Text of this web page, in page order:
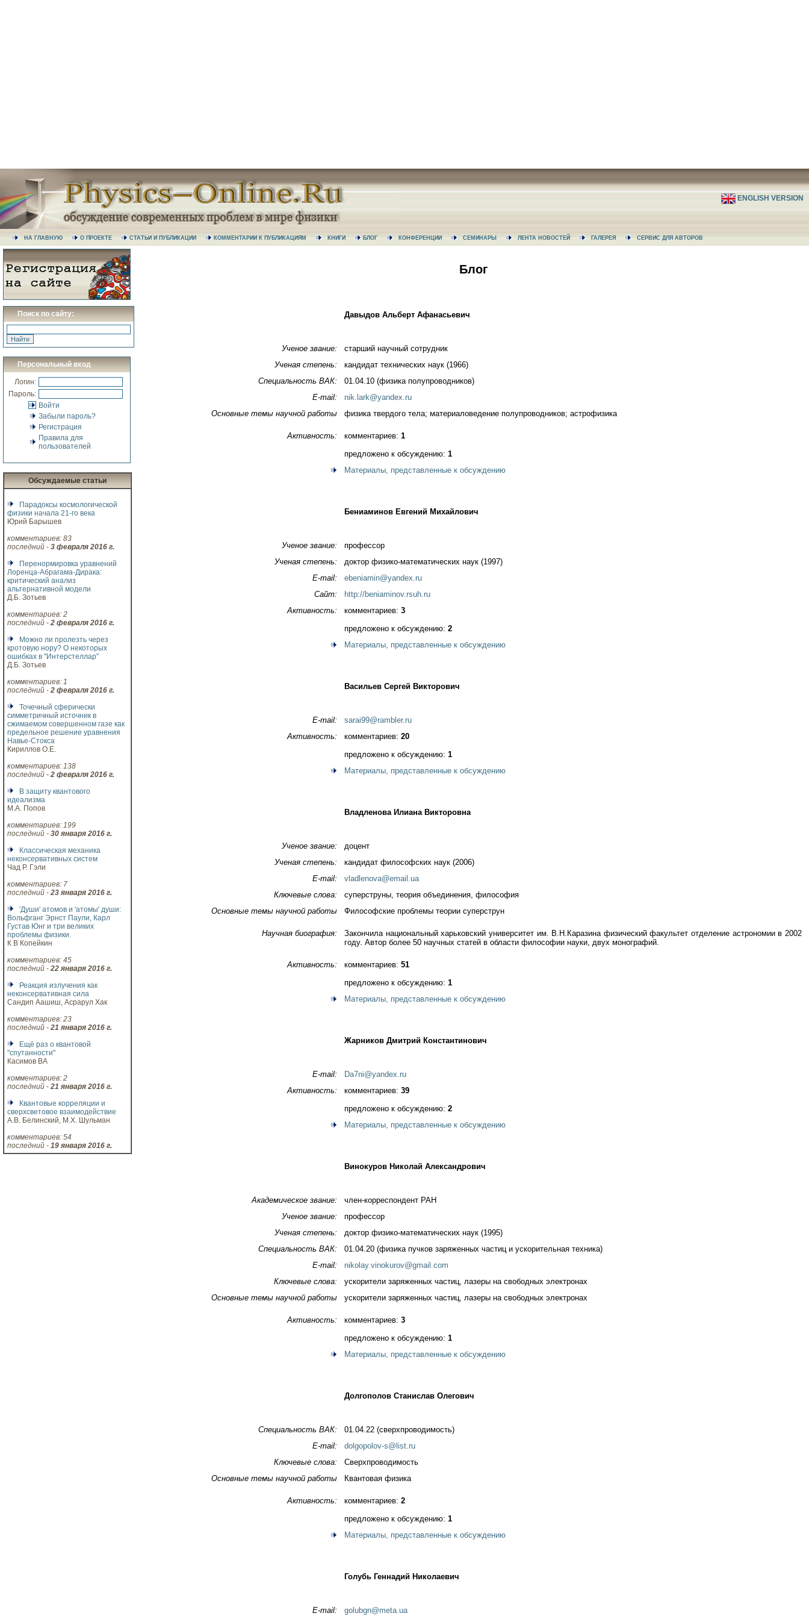
ENGLISH VERSION
НА ГЛАВНУЮ О ПРОЕКТЕ СТАТЬИ И ПУБЛИКАЦИИ КОММЕНТАРИИ К ПУБЛИКАЦИЯМ КНИГИ БЛОГ КОНФЕРЕНЦИИ СЕМИНАРЫ ЛЕНТА НОВОСТЕЙ ГАЛЕРЕЯ СЕРВИС ДЛЯ АВТОРОВ
Блог
Поиск по сайту:
Персональный вход
Логин:
Пароль:
Войти
Забыли пароль?
Регистрация
Правила для
пользователей
Обсуждаемые статьи
Парадоксы космологической
физики начала 21-го века
Юрий Барышев
комментариев: 83
последний - 3 февраля 2016 г.
Перенормировка уравнений
Лоренца-Абрагама-Дирака:
критический анализ
альтернативной модели
Д.Б. Зотьев
комментариев: 2
последний - 2 февраля 2016 г.
Можно ли пролезть через
кротовую нору? О некоторых
ошибках в "Интерстеллар"
Д.Б. Зотьев
комментариев: 1
последний - 2 февраля 2016 г.
Точечный сферически
симметричный источник в
сжимаемом совершенном газе как
предельное решение уравнения
Навье-Стокса
Кириллов О.Е.
комментариев: 138
последний - 2 февраля 2016 г.
В защиту квантового
идеализма
М.А. Попов
комментариев: 199
последний - 30 января 2016 г.
Классическая механика
неконсервативных систем
Чад Р. Гэли
комментариев: 7
последний - 23 января 2016 г.
'Души' атомов и 'атомы' души:
Вольфганг Эрнст Паули, Карл
Густав Юнг и три великих
проблемы физики.
К В Копейкин
комментариев: 45
последний - 22 января 2016 г.
Реакция излучения как
неконсервативная сила
Сандип Аашиш, Асрарул Хак
комментариев: 23
последний - 21 января 2016 г.
Ещё раз о квантовой
"спутанности"
Касимов ВА
комментариев: 2
последний - 21 января 2016 г.
Квантовые корреляции и
сверхсветовое взаимодействие
А.В. Белинский, М.Х. Шульман
комментариев: 54
последний - 19 января 2016 г.
Давыдов Альберт Афанасьевич
Ученое звание:
старший научный сотрудник
Ученая степень:
кандидат технических наук (1966)
Специальность ВАК:
01.04.10 (физика полупроводников)
E-mail:
nik.lark@yandex.ru
Основные темы научной работы
физика твердого тела; материаловедение полупроводников; астрофизика
Активность: комментариев: 1
предложено к обсуждению: 1
Материалы, представленные к обсуждению
Бениаминов Евгений Михайлович
Ученое звание:
профессор
Ученая степень:
доктор физико-математических наук (1997)
E-mail:
ebeniamin@yandex.ru
Сайт:
http://beniaminov.rsuh.ru
Активность:
комментариев: 3
предложено к обсуждению: 2
Материалы, представленные к обсуждению
Васильев Сергей Викторович
E-mail:
sarai99@rambler.ru
Активность:
комментариев: 20
предложено к обсуждению: 1
Материалы, представленные к обсуждению
Владленова Илиана Викторовна
Ученое звание:
доцент
Ученая степень:
кандидат философских наук (2006)
E-mail:
vladlenova@email.ua
Ключевые слова:
суперструны, теория объединения, философия
Основные темы научной работы
Философские проблемы теории суперструн
Научная биография:
Закончила национальный харьковский университет им. В.Н.Каразина физический факультет отделение астрономии в 2002
году. Автор более 50 научных статей в области философии науки, двух монографий.
Активность: комментариев: 51
предложено к обсуждению: 1
Материалы, представленные к обсуждению
Жарников Дмитрий Константинович
E-mail:
Da7ni@yandex.ru
Активность:
комментариев: 39
предложено к обсуждению: 2
Материалы, представленные к обсуждению
Винокуров Николай Александрович
Академическое звание:
член-корреспондент РАН
Ученое звание:
профессор
Ученая степень:
доктор физико-математических наук (1995)
Специальность ВАК:
01.04.20 (физика пучков заряженных частиц и ускорительная техника)
E-mail:
nikolay.vinokurov@gmail.com
Ключевые слова:
ускорители заряженных частиц, лазеры на свободных электронах
Основные темы научной работы
ускорители заряженных частиц, лазеры на свободных электронах
Активность: комментариев: 3
предложено к обсуждению: 1
Материалы, представленные к обсуждению
Долгополов Станислав Олегович
Специальность ВАК:
01.04.22 (сверхпроводимость)
E-mail:
dolgopolov-s@list.ru
Ключевые слова:
Сверхпроводимость
Основные темы научной работы
Квантовая физика
Активность: комментариев: 2
предложено к обсуждению: 1
Материалы, представленные к обсуждению
Голубь Геннадий Николаевич
E-mail:
golubgn@meta.ua